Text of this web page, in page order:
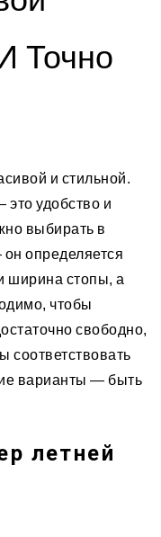
Точно
и стильной.
удобство и
выбирать в
определяется
ширина стопы, а
чтобы
свободно,
соответствовать
варианты — быть
летней